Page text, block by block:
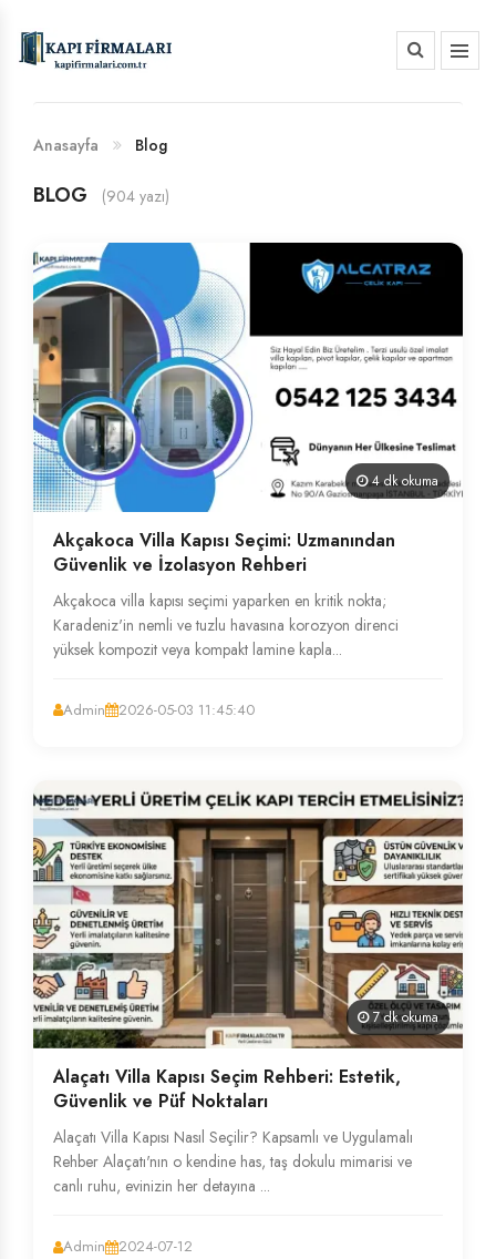
BANKA HESAP NUMARALARIMIZ
Anasayfa Blog
BLOG (904 yazı)
4 dk okuma
Akçakoca Villa Kapısı Seçimi: Uzmanından
Güvenlik ve İzolasyon Rehberi
Akçakoca villa kapısı seçimi yaparken en kritik nokta;
Karadeniz'in nemli ve tuzlu havasına korozyon direnci
yüksek kompozit veya kompakt lamine kapla...
Admin 2026-05-03 11:45:40
7 dk okuma
Alaçatı Villa Kapısı Seçim Rehberi: Estetik,
Güvenlik ve Püf Noktaları
Alaçatı Villa Kapısı Nasıl Seçilir? Kapsamlı ve Uygulamalı
Rehber Alaçatı'nın o kendine has, taş dokulu mimarisi ve
canlı ruhu, evinizin her detayına ...
Admin 2024-07-12